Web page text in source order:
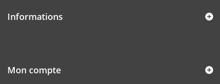
Informations
Mon compte